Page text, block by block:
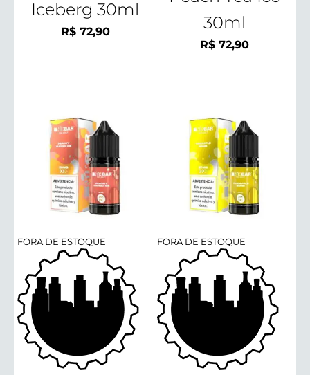
Iceberg 30ml
R$72,90
30ml
R$ 72,90
FORA DE ESTOQUE FORA DE ESTOQUE